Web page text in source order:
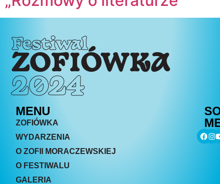
Festiwal
ZOFIÓWKA
2024
MENU
ZOFIÓWKA
WYDARZENIA
O ZOFII MORACZEWSKIEJ
O FESTIWALU
GALERIA